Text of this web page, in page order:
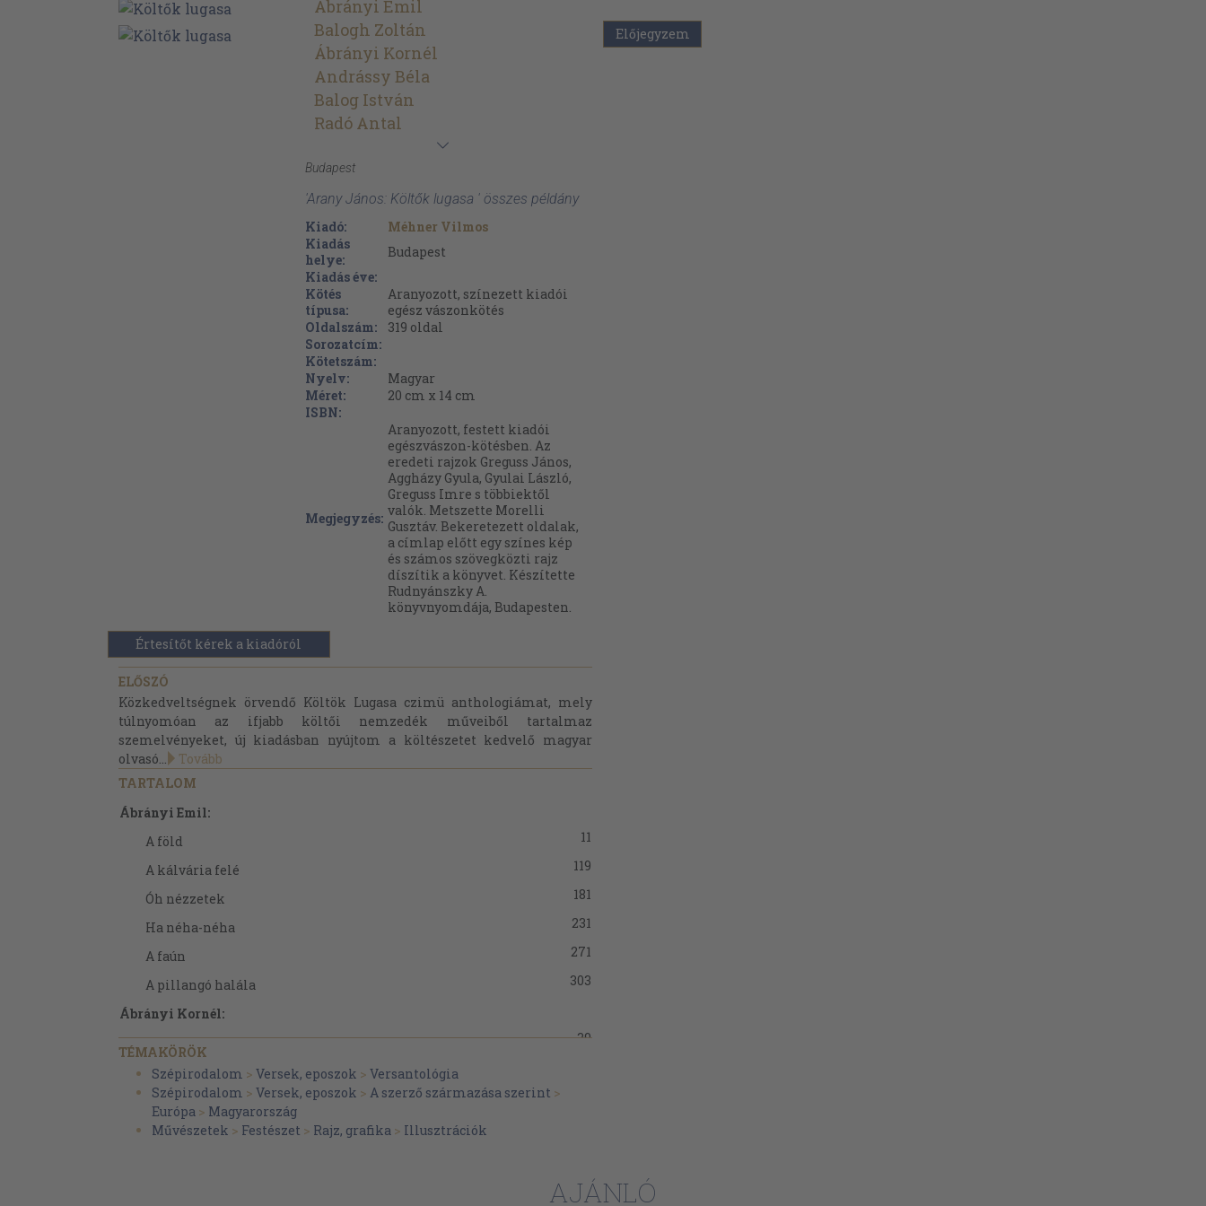
Ábrányi Emil
Balogh Zoltán
Ábrányi Kornél
Andrássy Béla
Balog István
Radó Antal
Budapest
'Arany János: Költők lugasa ' összes példány
Kiadó:
Méhner Vilmos
Kiadás
helye:
Budapest
Kiadás éve:
Kötés
típusa:
Aranyozott, színezett kiadói
egész vászonkötés
Oldalszám:
319 oldal
Sorozatcím:
Kötetszám:
Nyelv:
Magyar
Méret:
20 cm x 14 cm
ISBN:
Megjegyzés:
Aranyozott, festett kiadói
egészvászon-kötésben. Az
eredeti rajzok Greguss János,
Aggházy Gyula, Gyulai László,
Greguss Imre s többiektől
valók. Metszette Morelli
Gusztáv. Bekeretezett oldalak,
a címlap előtt egy színes kép
és számos szövegközti rajz
díszítik a könyvet. Készítette
Rudnyánszky A.
könyvnyomdája, Budapesten.
Értesítőt kérek a kiadóról
ELŐSZÓ
Közkedveltségnek örvendő Költök Lugasa czimü anthologiámat, mely
túlnyomóan az ifjabb költői nemzedék műveiből tartalmaz
szemelvényeket, új kiadásban nyújtom a költészetet kedvelő magyar
olvasó...
Tovább
TARTALOM
Ábrányi Emil:
A föld
11
A kálvária felé
119
Óh nézzetek
181
Ha néha-néha
231
A faún
271
A pillangó halála
303
Ábrányi Kornél:
A rajnai révész
39
A nő szive
Dajkamese
Andrássy Béla:
80
TÉMAKÖRÖK
Szépirodalom > Versek, eposzok > Versantológia
Szépirodalom > Versek, eposzok > A szerző származása szerint >
Európa > Magyarország
Művészetek > Festészet > Rajz, grafika > Illusztrációk
Előjegyzem
AJÁNLÓ